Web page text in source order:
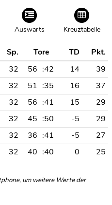
Auswärts Kreuztabelle
Sp. Tore TD
Pkt.
32 56 :42 14
39
32 51 :35 16
37
32 56 :41 15
29
32 45 :50 -5
29
32 36 :41 -5
27
32 40 :40 0 25